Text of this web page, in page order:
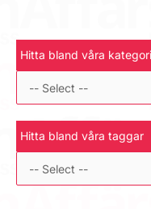
Hitta bland våra
Hitta bland våra taggar